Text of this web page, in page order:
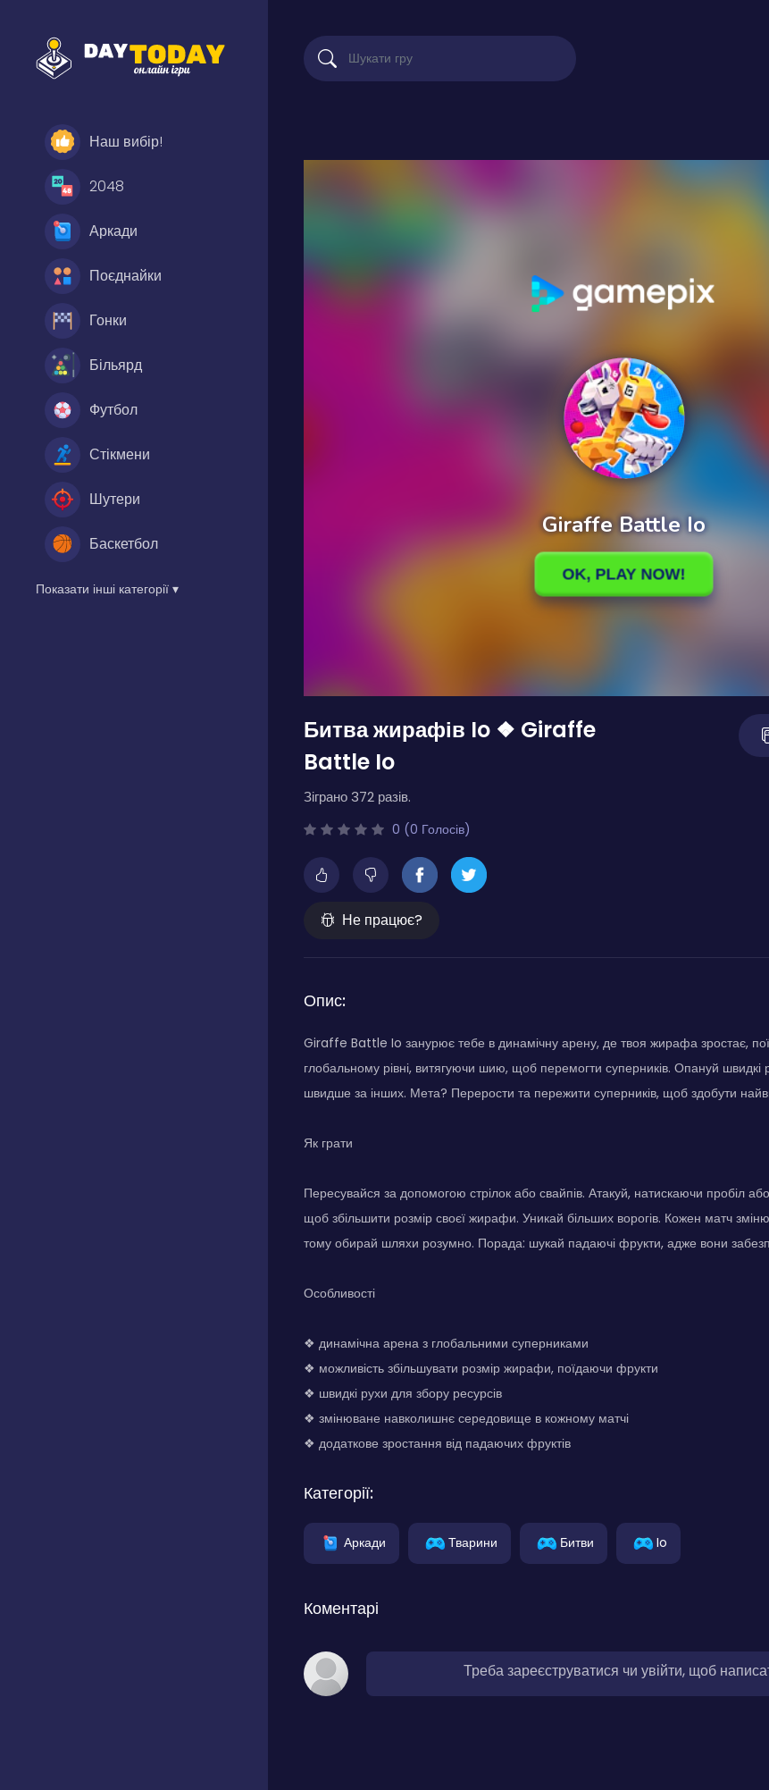
Наш вибір!
2048
Аркади
Поєднайки
Гонки
Більярд
Футбол
Стікмени
Шутери
Баскетбол
Показати інші категорії ▾
Битва жирафів Io ❖ Giraffe
Battle Io
Зіграно 372 разів.
0 (0 Голосів)
Не працює?
Опис:
Giraffe Battle Io занурює тебе в динамічну арену, де твоя жирафа зростає,
глобальному рівні, витягуючи шию, щоб перемогти суперників. Опануй
швидше за інших. Мета? Перерости та пережити суперників, щоб здобути
Як грати
Пересувайся за допомогою стрілок або свайпів. Атакуй, натискаючи пробіл
щоб збільшити розмір своєї жирафи. Уникай більших ворогів. Кожен матч
тому обирай шляхи розумно. Порада: шукай падаючі фрукти, адже вони
Особливості
❖ динамічна арена з глобальними суперниками
❖ можливість збільшувати розмір жирафи, поїдаючи фрукти
❖ швидкі рухи для збору ресурсів
❖ змінюване навколишнє середовище в кожному матчі
❖ додаткове зростання від падаючих фруктів
Категорії:
Аркади Тварини Битви Io
Коментарі
Треба зареєструватися чи увійти, щоб